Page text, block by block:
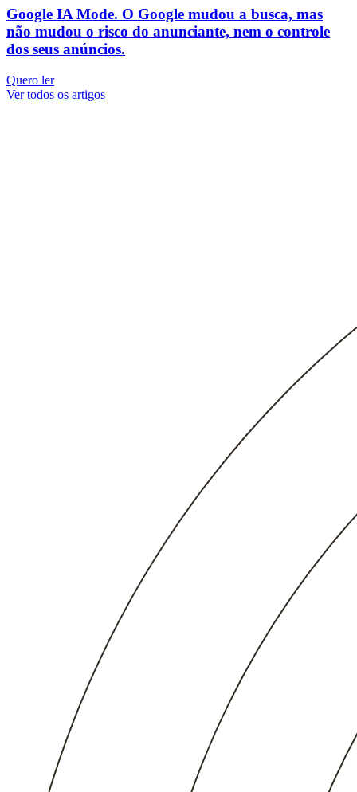
Google IA Mode. O Google mudou a busca, mas
não mudou o risco do anunciante, nem o controle
dos seus anúncios.
Quero ler
Ver todos os artigos